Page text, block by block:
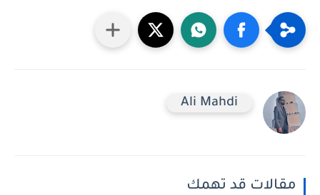
Ali Mahdi
مقالات قد تهمك